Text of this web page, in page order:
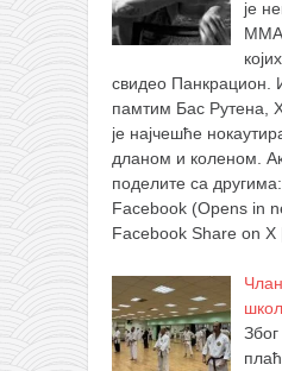
је
ММА
свидео Панкрацион.
памтим Бас Рутена,
је најчешће
дланом и коленом.
поделите са
Facebook (Opens in
Facebook Share on X
Због